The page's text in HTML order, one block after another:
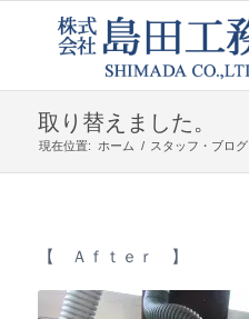
取り替えました。
現在位置: ホーム / スタッフ・ブログ
【 Ａｆｔｅｒ 】